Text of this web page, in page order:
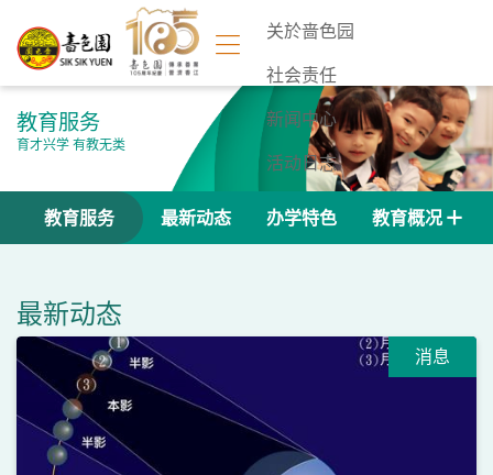
关於啬色园
社会责任
新闻中心
活动日志
联络我们
教育服务
育才兴学 有教无类
教育服务 最新动态 办学特色 教育概况
最新动态
消息